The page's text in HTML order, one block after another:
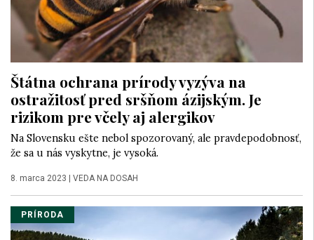
Štátna ochrana prírody vyzýva na
ostražitosť pred sršňom ázijským. Je
rizikom pre včely aj alergikov
Na Slovensku ešte nebol spozorovaný, ale pravdepodobnosť,
že sa u nás vyskytne, je vysoká.
8. marca 2023 VEDA NA DOSAH
PRÍRODA